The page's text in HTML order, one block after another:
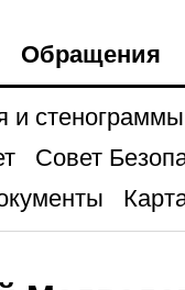
Обращения
и стенограммы
Совет